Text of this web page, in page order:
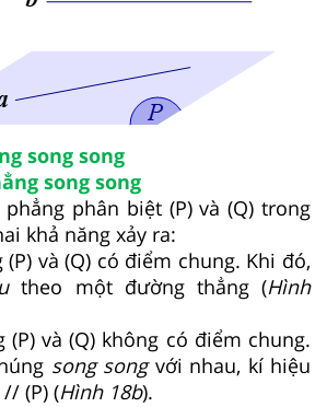
song song
song song
phân biệt (P) và (Q) trong
khả năng xảy ra:
(P) và (Q) có điểm chung. Khi đó,
theo một đường thẳng (Hình
(P) và (Q) không có điểm chung.
song songvới nhau, kí hiệu
(P) (Hình 18b).